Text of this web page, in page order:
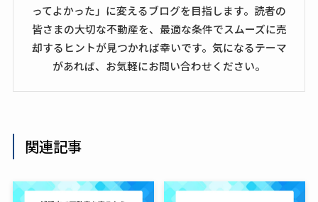
ってよかった」に変えるブログを目指します。読者の
皆さまの大切な不動産を、最適な条件でスムーズに売
却するヒントが見つかれば幸いです。気になるテーマ
があれば、お気軽にお問い合わせください。
関連記事